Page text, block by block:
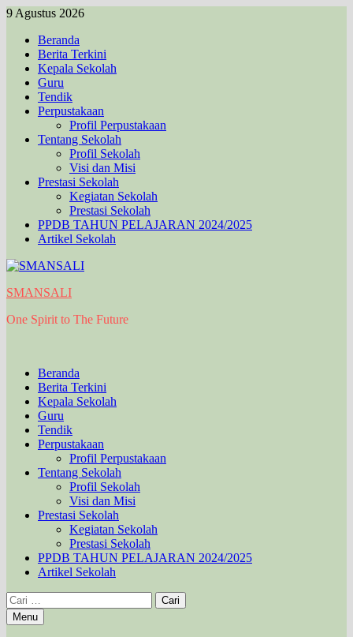
Skip
content
9 Agustus 2026
Beranda
Berita Terkini
Kepala Sekolah
Guru
Tendik
Perpustakaan
Profil Perpustakaan
Tentang Sekolah
Profil Sekolah
Visi dan Misi
Prestasi Sekolah
Kegiatan Sekolah
Prestasi Sekolah
PPDB TAHUN PELAJARAN 2024/2025
Artikel Sekolah
SMANSALI
One Spirit to The Future
Beranda
Berita Terkini
Kepala Sekolah
Guru
Tendik
Perpustakaan
Profil Perpustakaan
Tentang Sekolah
Profil Sekolah
Visi dan Misi
Prestasi Sekolah
Kegiatan Sekolah
Prestasi Sekolah
PPDB TAHUN PELAJARAN 2024/2025
Artikel Sekolah
Cari
untuk:
Menu